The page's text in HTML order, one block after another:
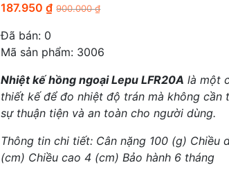
187.950₫ 900.000₫
Đã bán: 0
Mã sản phẩm: 3006
Nhiệt kế hồng ngoại Lepu LFR20A là một
thiết kế để đo nhiệt độ trán mà không cần
sự thuận tiện và an toàn cho người dùng.
Thông tin chi tiết: Cân nặng 100 (g) Chiều
(cm) Chiều cao 4 (cm) Bảo hành 6 tháng